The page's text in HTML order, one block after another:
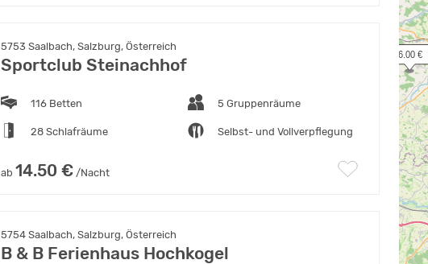
5753 Saalbach, Salzburg, Österreich
Sportclub Steinachhof
116 Betten 5 Gruppenräume
28 Schlafräume Selbst- und Vollverpflegung
ab 14.50 € /Nacht
5754 Saalbach, Salzburg, Österreich
B & B Ferienhaus Hochkogel
26.00 €